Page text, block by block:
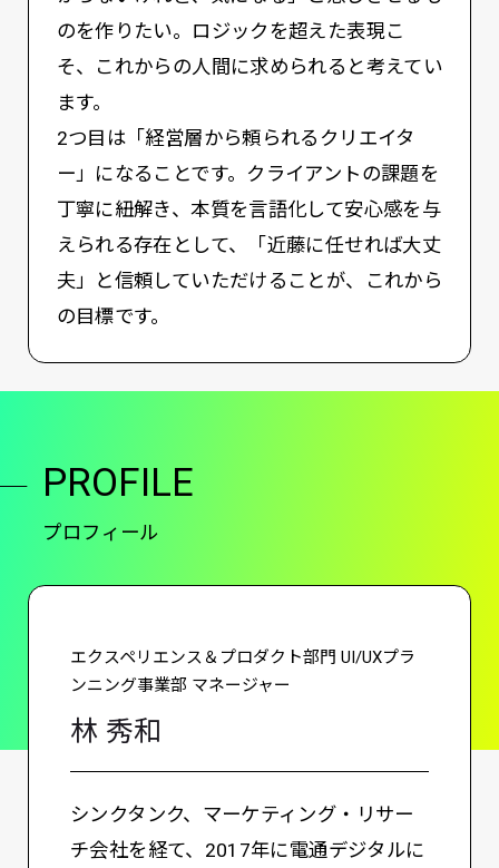
のを作りたい。ロジックを超えた表現こ
そ、これからの人間に求められると考えてい
ます。
2つ目は「経営層から頼られるクリエイタ
ー」になることです。クライアントの課題を
丁寧に紐解き、本質を言語化して安心感を与
えられる存在として、「近藤に任せれば大丈
夫」と信頼していただけることが、これから
の目標です。
PROFILE
プロフィール
林 秀和
エクスペリエンス＆プロダクト部門 UI/UXプラ
ンニング事業部 マネージャー
シンクタンク、マーケティング・リサー
チ会社を経て、2017年に電通デジタルに